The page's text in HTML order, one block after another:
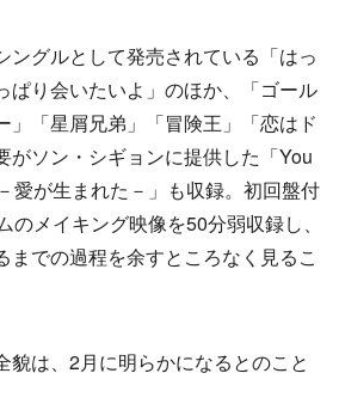
グルとして発売されている「はっ
ぱり会いたいよ」のほか、「ゴール
」「星屑兄弟」「冒険王」「恋はド
がソン・シギョンに提供した「You
愛が生まれた－」も収録。初回盤付
のメイキング映像を50分弱収録し、
までの過程を余すところなく見るこ
は、2月に明らかになるとのこと